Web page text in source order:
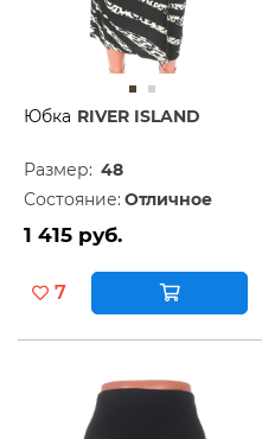
Юбка RIVER ISLAND
Размер: 48
Состояние: Отличное
1 415 руб.
7